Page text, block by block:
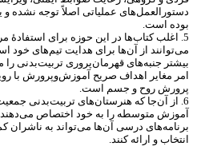
دستورالعملهای عملیاتی اصلاً توجه نشده و
بوده است.
5. اغلب کتاب
ها در این حوزه برای استفادۀ
میتوانند از آنها برای هدایت تیمهای خود
بیشتر جنبههای قهرمانپروری تربیتبدنی را
امر مغایر اهداف صریح آموزشوپرورش با
پرورش روح و جسم است.
6. از آن
جا که هنرستانهای تربیتبدنی
آموزش متوسطه را به خود اختصاص می
برنامههای درسی آنها میتواند به ناشران
انتخاب و ارائه کنند.